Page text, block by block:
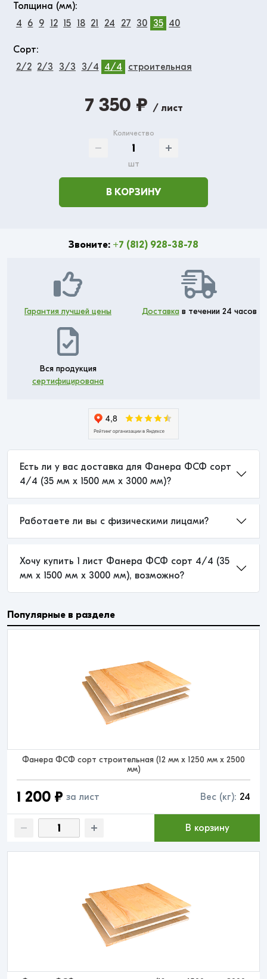
Толщина (мм):
4
6 9 12 15 18 21 24 27 30 35 40
Сорт:
2/2 2/3 3/3 3/4 4/4 строительная
7 350 ₽ / лист
Количество
шт
В КОРЗИНУ
Звоните: +7 (812) 928-38-78
Гарантия лучшей цены Доставкав течении 24 часов
Вся продукция
сертифицирована
Есть ли у вас доставка для Фанера ФСФ сорт
4/4 (35 мм x 1500 мм x 3000 мм)?
Работаете ли вы с физическими лицами?
Хочу купить 1 лист Фанера ФСФ сорт 4/4 (35
мм x 1500 мм x 3000 мм), возможно?
Популярные в разделе
Фанера ФСФ сорт строительная (12 мм x 1250 мм x 2500
мм)
1 200 ₽ за лист Вес (кг): 24
В корзину